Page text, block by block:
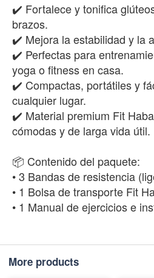
✔️ Fortalece y tonifica
brazos.
✔️ Mejora la estabilidad y la
✔️ Perfectas para
yoga o fitness en casa.
✔️ Compactas, portátiles y
cualquier lugar.
✔️ Material premium Fit
cómodas y de larga vida útil.
📦 Contenido del paquete:
• 3 Bandas de resistencia
• 1 Bolsa de transporte Fit
• 1 Manual de ejercicios e
More products